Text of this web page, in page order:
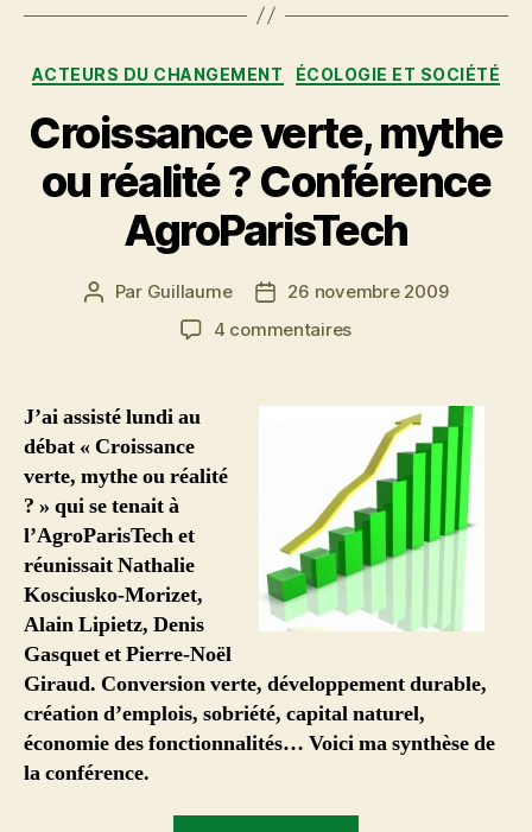
de
française »
Catégories
ACTEURS DU CHANGEMENT ÉCOLOGIE ET SOCIÉTÉ
Croissance verte, mythe
ou réalité ? Conférence
AgroParisTech
Auteur
Par Guillaume
Date26 novembre 2009
4 commentairessur
mythe
réalité
?
Conférence
AgroParisTech
J’ai assisté lundi au
débat « Croissance
verte, mythe ou réalité
? » qui se tenait à
l’AgroParisTech et
réunissait Nathalie
Kosciusko-Morizet,
Alain Lipietz, Denis
Gasquet et Pierre-Noël
Giraud. Conversion verte, développement durable,
création d’emplois, sobriété, capital naturel,
économie des fonctionnalités… Voici ma synthèse de
la conférence.